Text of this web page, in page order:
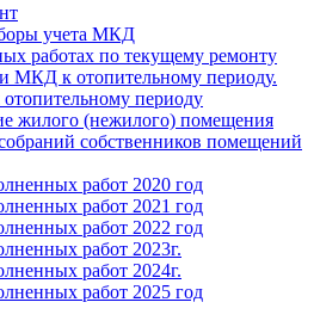
учета МКД
работах по текущему ремонту
МКД к отопительному периоду.
периоду
жилого (нежилого) помещения
собственников помещений
работ 2020 год
работ 2021 год
работ 2022 год
работ 2023г.
работ 2024г.
работ 2025 год